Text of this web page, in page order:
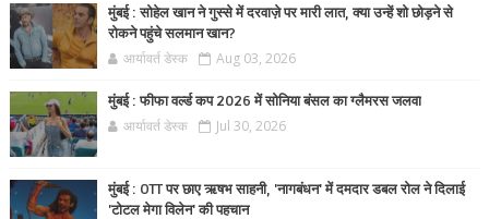
मुंबई : सोहेल खान ने गुस्से में दरवाज़े पर मारी लात, क्या उन्हें शो छोड़ने से
रोकने पहुंचे सलमान खान?
आर्यावर्त डेस्क Aug 03, 2026
मुंबई : फीफा वर्ल्ड कप 2026 में सोनिया बंसल का ग्लैमरस जलवा
आर्यावर्त डेस्क Jul 30, 2026
मुंबई : OTT पर छाए ऋषभ साहनी, 'नागबंधन' में दमदार डबल रोल ने दिलाई
'टोटल मेगा विलेन' की पहचान